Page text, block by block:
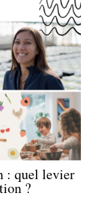
: quel levier
?